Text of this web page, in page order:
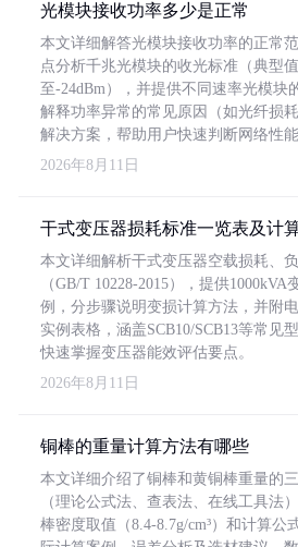
光模块接收功率多少是正常
本文详细解答光模块接收功率的正常
点分析千兆光模块的收光标准（典型
至-24dBm），并提供不同速率光模块
解释功率异常的常见原因（如光纤损
解决方案，帮助用户快速判断网络性能
2026年8月11日
干式变压器损耗标准一览表及计
本文详细解析干式变压器空载损耗、
（GB/T 10228-2015），提供1000kVA
例，分步骤说明变损计算方法，并附
实例表格，涵盖SCB10/SCB13等常见
快速掌握变压器能效评估要点。
2026年8月11日
铜棒的重量计算方法有哪些
本文详细介绍了铜棒和黄铜棒重量的
（理论公式法、查表法、在线工具法
棒密度取值（8.4-8.7g/cm³）和计算公